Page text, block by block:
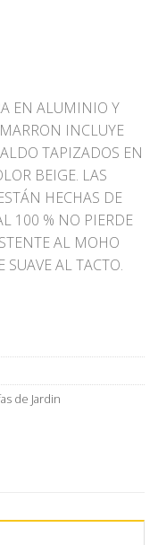
EN ALUMINIO Y
INCLUYE
TAPIZADOS EN
BEIGE. LAS
HECHAS DE
100 % NO PIERDE
AL MOHO
AL TACTO.
de Jardin